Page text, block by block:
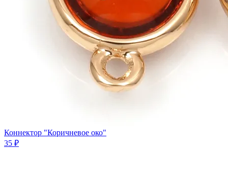
Коннектор "Коричневое око"
35 ₽